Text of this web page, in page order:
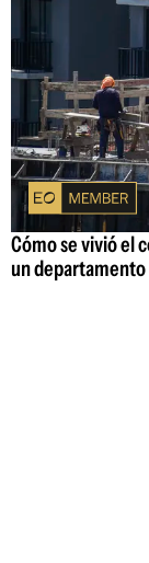
Cómo se vivió el
un